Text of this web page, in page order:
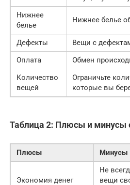
Нижнее
белье
Нижнее белье
Дефекты
Вещи с
Оплата
Обмен
Количество
вещей
Ограничьте
которые вы
Таблица 2: Плюсы и минусы
Плюсы Минусы
Экономия денег
Не
вещи